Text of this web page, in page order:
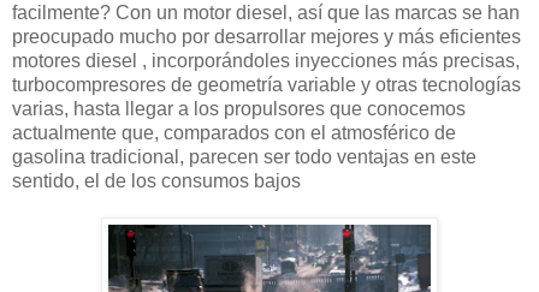
facilmente? Con un motor diesel, así que las marcas se han
preocupado mucho por desarrollar mejores y más eficientes
motores diesel , incorporándoles inyecciones más precisas,
turbocompresores de geometría variable y otras tecnologías
varias, hasta llegar a los propulsores que conocemos
actualmente que, comparados con el atmosférico de
gasolina tradicional, parecen ser todo ventajas en este
sentido, el de los consumos bajos